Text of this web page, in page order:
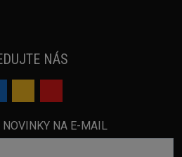
NÁS
NOVINKY NA E-MAIL